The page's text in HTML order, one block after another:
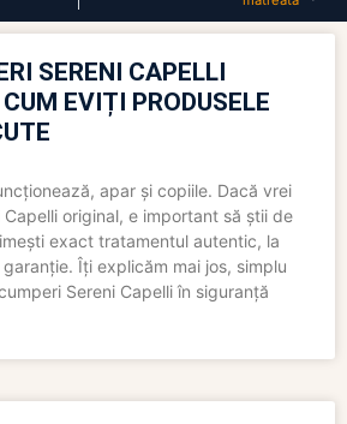
SERENI CAPELLI
EVIȚI PRODUSELE
apar și copiile. Dacă vrei
Capelli original, e important să știi de
exact tratamentul autentic, la
Îți explicăm mai jos, simplu
Sereni Capelli în siguranță